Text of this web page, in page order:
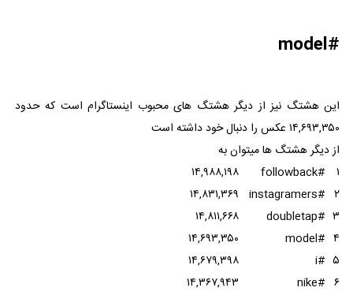
#model
این هشتگ نیز از دیگر هشتگ های محبوب اینستاگرام است که حدود
۱۴,۶۹۳,۳۵۰ عکس را دنبال خود داشته است
از دیگر هشتگ ها میتوان به
۱
#followback
۱۴,۹۸۸,۱۹۸
۲ #instagramers
۱۴,۸۳۱,۳۶۹
۳ #doubletap
۱۴,۸۱۱,۶۶۸
۴ #model
۱۴,۶۹۳,۳۵۰
۵ #i
۱۴,۶۷۹,۳۹۸
۶ #nike
۱۴,۳۶۷,۹۴۳